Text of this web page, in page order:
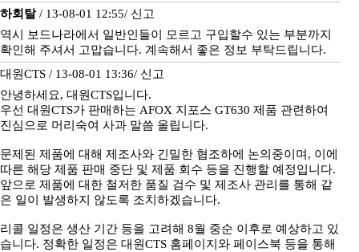
하회탈/ 13-08-01 12:55/ 신고
역시 보드나라에서 일반인들이 모르고 구입할수 있는 부분까지
확인해 주셔서 고맙습니다. 계속해서 좋은 정보 부탁드립니다.
대원CTS / 13-08-01 13:36/ 신고
안녕하세요, 대원CTS입니다.
우선 대원CTS가 판매하는 AFOX 지포스 GT630 제품 관련하여
진심으로 머리숙여 사과 말씀 올립니다.
문제된 제품에 대해 제조사와 긴밀한 협조하에 논의중이며, 이에
따른 해당 제품 판매 중단 및 제품 회수 등을 진행할 예정입니다.
앞으로 제품에 대한 철저한 품질 검수 및 제조사 관리를 통해 같
은 일이 발생하지 않도록 조치하겠습니다.
리콜 일정은 생산 기간 등을 고려해 8월 중순 이후로 예상하고 있
습니다. 정확한 일정은 대원CTS 홈페이지와 페이스북 등을 통해